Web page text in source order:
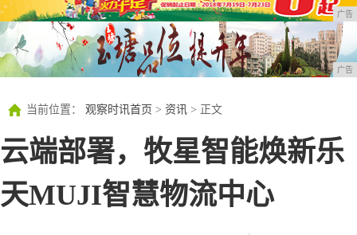
广告
广告
当前位置： 观察时讯首页 > 资讯 > 正文
云端部署，牧星智能焕新乐
天MUJI智慧物流中心